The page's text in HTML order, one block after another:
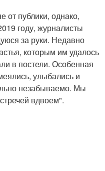
от публики, однако,
году, журналисты
за руки. Недавно
которым им удалось
в постели. Особенная
улыбались и
незабываемо. Мы
вдвоем".